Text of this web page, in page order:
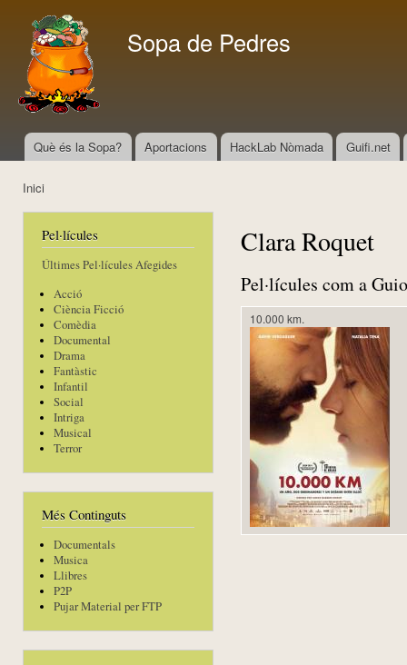
Sopa de Pedres
Menú principal
Què és la Sopa? Aportacions HackLab Nòmada Guifi.net
Inici
Pel·lícules
Últimes Pel·lícules Afegides
Acció
Ciència Ficció
Comèdia
Documental
Drama
Fantàstic
Infantil
Social
Intriga
Musical
Terror
Més Continguts
Documentals
Musica
Llibres
P2P
Pujar Material per FTP
Clara Roquet
Pel·lícules com a
10.000 km.